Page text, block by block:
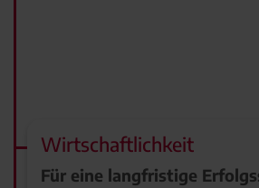
Wirtschaftlichkeit
Für eine langfristige